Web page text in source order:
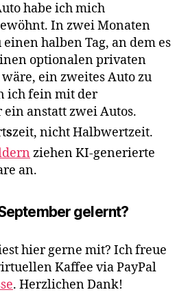
habe ich mich
In zwei Monaten
halben Tag, an dem es
optionalen privaten
ein zweites Auto zu
ich fein mit der
anstatt zwei Autos.
szeit, nicht Halbwertzeit.
ziehen KI-generierte
an.
gelernt?
hier gerne mit? Ich freue
Kaffee via PayPal
. Herzlichen Dank!